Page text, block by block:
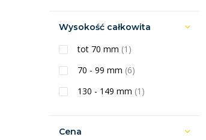
Wysokość całkowita
tot 70 mm (1)
70 - 99 mm (6)
130 - 149 mm (1)
Cena